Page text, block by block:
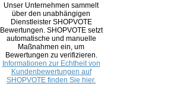
Unser Unternehmen sammelt
über den unabhängigen
Dienstleister SHOPVOTE
Bewertungen. SHOPVOTE setzt
automatische und manuelle
Maßnahmen ein, um
Bewertungen zu verifizieren.
Informationen zur Echtheit von
Kundenbewertungen auf
SHOPVOTE finden Sie hier.